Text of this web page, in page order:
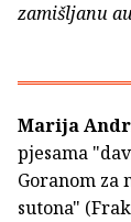
zamišljanu
Marija
pjesama
Goranom za
sutona"